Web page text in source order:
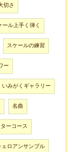
切さ
ール上手く弾く
スケールの練習
ー
いみがくギャラリー
名曲
ーコース
ェロアンサンブル